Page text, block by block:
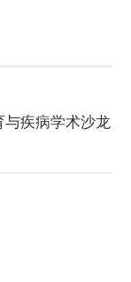
与疾病学术沙龙